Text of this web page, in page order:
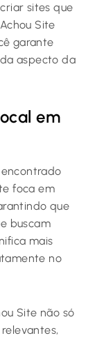
sites que
Site
garante
aspecto da
em
foca em
que
buscam
mais
no
Site não só